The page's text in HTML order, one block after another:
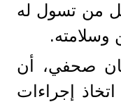
من تسول له
وسلامته.
صحفي، أن
إجراءات